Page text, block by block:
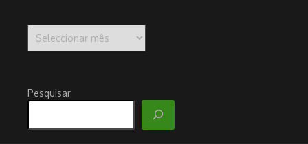
Pesquisar